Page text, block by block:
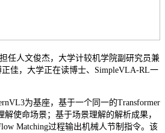
人文俊杰，大学计较机学院副研究员兼
佳，大学正在读博士、SimpleVLA-RL一
为基座，基于一个同一的Transformer
使命场景；基于场景理解的解析成果，
Matching过程输出机械人节制指令。该